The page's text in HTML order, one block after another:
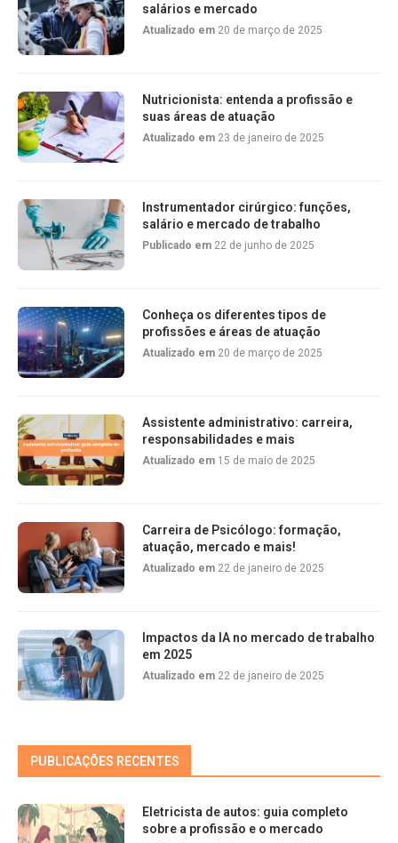
salários e mercado
Atualizado em 20 de março de 2025
Nutricionista: entenda a profissão e
suas áreas de atuação
Atualizado em 23 de janeiro de 2025
Instrumentador cirúrgico: funções,
salário e mercado de trabalho
Publicado em 22 de junho de 2025
Conheça os diferentes tipos de
profissões e áreas de atuação
Atualizado em 20 de março de 2025
Assistente administrativo: carreira,
responsabilidades e mais
Atualizado em 15 de maio de 2025
Carreira de Psicólogo: formação,
atuação, mercado e mais!
Atualizado em 22 de janeiro de 2025
Impactos da IA no mercado de trabalho
em 2025
Atualizado em 22 de janeiro de 2025
PUBLICAÇÕES RECENTES
Eletricista de autos: guia completo
sobre a profissão e o mercado